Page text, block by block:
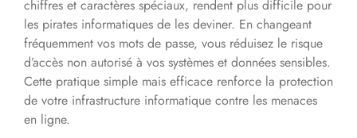
chiffres et caractères spéciaux, rendent plus difficile pour
les pirates informatiques de les deviner. En changeant
fréquemment vos mots de passe, vous réduisez le risque
d’accès non autorisé à vos systèmes et données sensibles.
Cette pratique simple mais efficace renforce la protection
de votre infrastructure informatique contre les menaces
en ligne.